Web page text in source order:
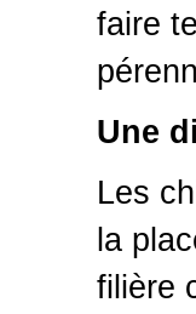
faire
Une
Les
la
filière